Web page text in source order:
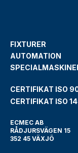
FIXTURER
AUTOMATION
CERTIFIKAT ISO
CERTIFIKAT ISO
ECMEC AB
RÅDJURSVÄGEN 15
352 45 VÄXJÖ